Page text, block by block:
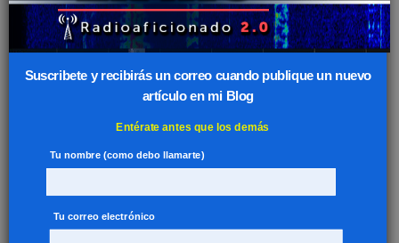
List item 3
List item 4
List item 5
List item 1
List item 5
With Circles
Suscribete y recibirás un correo cuando publique un nuevo
artículo en mi Blog
Entérate antes que los demás
Tu nombre (como debo llamarte)
Tu correo electrónico